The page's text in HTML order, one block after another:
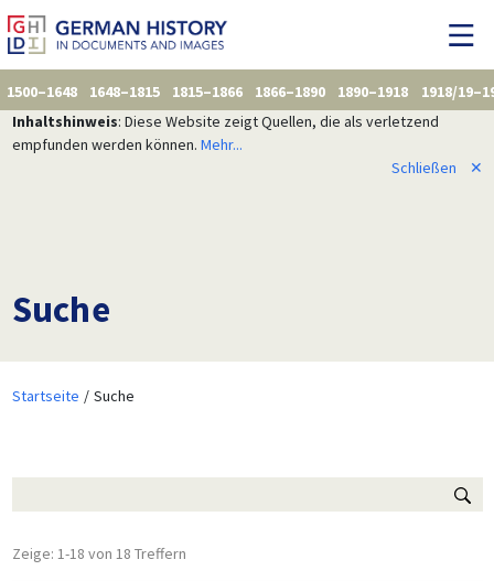
1500–1648 1648–1815 1815–1866 1866–1890 1890–1918
1918/
Inhaltshinweis: Diese Website zeigt Quellen, die als verletzend
empfunden werden können. Mehr...
Schließen
✕
Suche
Startseite Suche
Zeige: 1-18 von 18 Treffern